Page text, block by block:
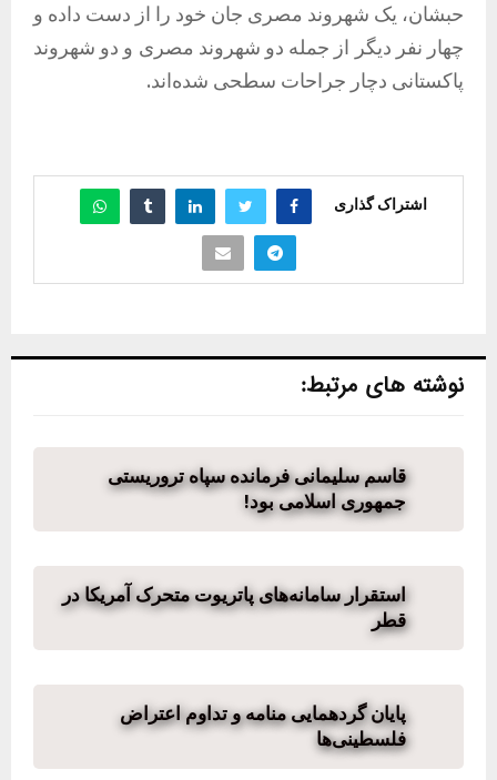
حبشان، یک شهروند مصری جان خود را از دست داده و
چهار نفر دیگر از جمله دو شهروند مصری و دو شهروند
پاکستانی دچار جراحات سطحی شده‌اند.
اشتراک گذاری
نوشته های مرتبط:
قاسم سلیمانی فرمانده سپاه تروریستی
جمهوری اسلامی بود!
استقرار سامانه‌های پاتریوت متحرک آمریکا در
قطر
پایان گردهمایی منامه و تداوم اعتراض
فلسطینی‌ها